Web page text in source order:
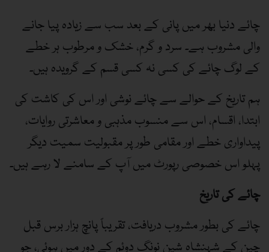
چائے دنیا بھر میں پانی کے بعد سب سے زیادہ پیا جانے
والی مشروب ہے۔ سرد و گرم، خشک و مرطوب ہر خطے
کے لوگ چائے کی کسی نہ کسی قسم کے گرویدہ ہیں۔
ہم تاریخ کے حوالے سے چائے نوشی اور اس کی کاشت کی
ابتدا، اقسام، اس سے منسوب مذہبی و معاشرتی روایات،
پیداواری خطے اور مقامی طور پر مقبولیت سمیت دیگر
پہلو اس خصوصی رپورٹ میں آپ کے سامنے لا رہے ہیں۔
چائے کی تاریخ
چائے کی بطور مشروب دریافت، تقریباً پانچ ہزار برس قبل
چین کے شہنشاہ شین نونگ دوئم کے دور میں ہوئی، جو